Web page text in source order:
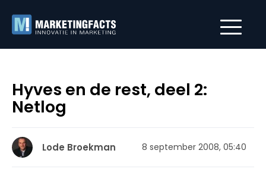
Hyves en de rest, deel 2:
Netlog
Lode Broekman 8 september 2008, 05:40